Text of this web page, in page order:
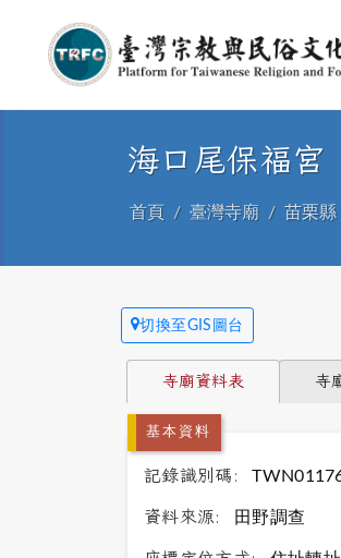
海口尾保福宮
首頁 臺灣寺廟 苗栗縣
切換至GIS圖台
寺廟資料表 寺
基本資料
記錄識別碼:
資料來源: 田野調查